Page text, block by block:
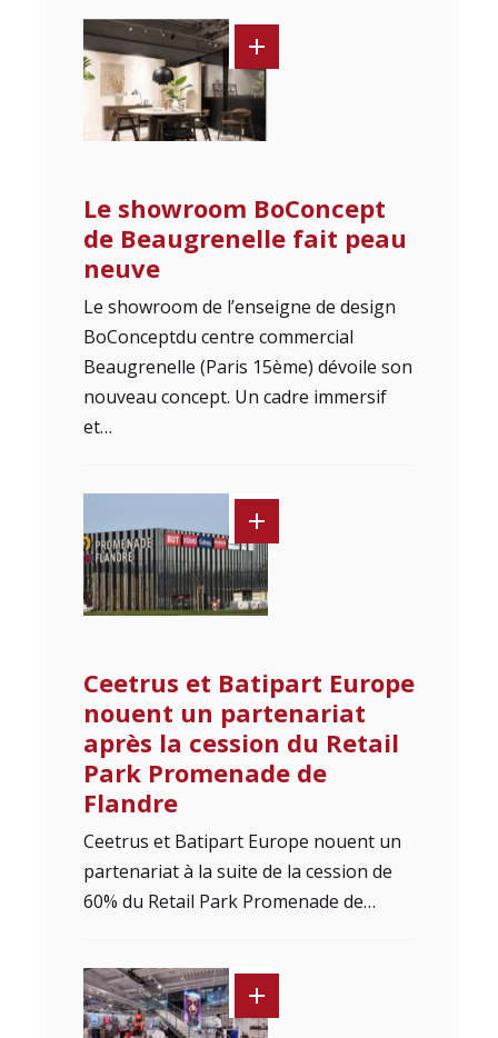
Le showroom BoConcept
de Beaugrenelle fait peau
neuve
Le showroom de l’enseigne de design
BoConceptdu centre commercial
Beaugrenelle (Paris 15ème) dévoile son
nouveau concept. Un cadre immersif
et…
Ceetrus et Batipart Europe
nouent un partenariat
après la cession du Retail
Park Promenade de
Flandre
Ceetrus et Batipart Europe nouent un
partenariat à la suite de la cession de
60% du Retail Park Promenade de…